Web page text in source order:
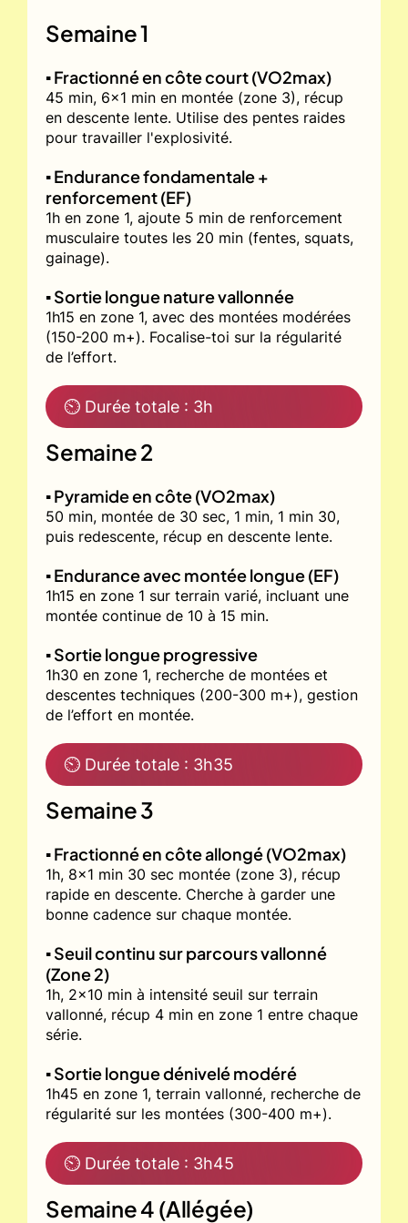
Semaine 1
▪️ Fractionné en côte court (VO2max)
45 min, 6x1 min en montée (zone 3), récup
en descente lente. Utilise des pentes raides
pour travailler l'explosivité.
▪️ Endurance fondamentale +
renforcement (EF)
1h en zone 1, ajoute 5 min de renforcement
musculaire toutes les 20 min (fentes, squats,
gainage).
▪️ Sortie longue nature vallonnée
1h15 en zone 1, avec des montées modérées
(150-200 m+). Focalise-toi sur la régularité
de l’effort.
⏲ Durée totale : 3h
Semaine 2
▪️ Pyramide en côte (VO2max)
50 min, montée de 30 sec, 1 min, 1 min 30,
puis redescente, récup en descente lente.
▪️ Endurance avec montée longue (EF)
1h15 en zone 1 sur terrain varié, incluant une
montée continue de 10 à 15 min.
▪️ Sortie longue progressive
1h30 en zone 1, recherche de montées et
descentes techniques (200-300 m+), gestion
de l’effort en montée.
⏲ Durée totale : 3h35
Semaine 3
▪️ Fractionné en côte allongé (VO2max)
1h, 8x1 min 30 sec montée (zone 3), récup
rapide en descente. Cherche à garder une
bonne cadence sur chaque montée.
▪️ Seuil continu sur parcours vallonné
(Zone 2)
1h, 2x10 min à intensité seuil sur terrain
vallonné, récup 4 min en zone 1 entre chaque
série.
▪️ Sortie longue dénivelé modéré
1h45 en zone 1, terrain vallonné, recherche de
régularité sur les montées (300-400 m+).
⏲ Durée totale : 3h45
Semaine 4 (Allégée)